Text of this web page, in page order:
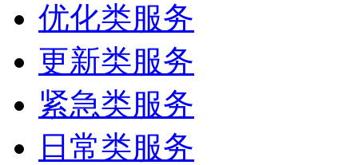
优化类服务
更新类服务
紧急类服务
日常类服务